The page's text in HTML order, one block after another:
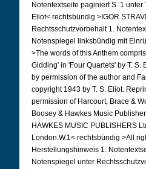
Notentextseite paginiert S. 1 unter
Eliot< rechtsbündig >IGOR
Rechtsschutzvorbehalt 1.
Notenspiegel linksbündig mit
>The words of this Anthem
Gidding' in 'Four Quartets' by T. S.
by permission of the author and
copyright 1943 by T. S. Eliot.
permission of Harcourt, Brace &
Boosey & Hawkes Music
HAWKES MUSIC PUBLISHERS
London.W.1< rechtsbündig >All
Herstellungshinweis 1.
Notenspiegel unter